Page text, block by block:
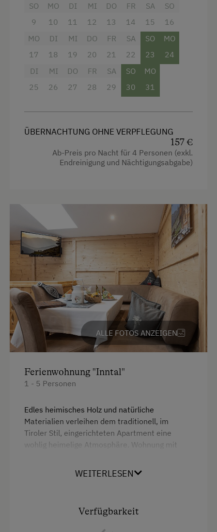
Baby- und Kleinkinderausstattung
Ausstattung der Wohneinheit
Brötchenservice
Geschirr vorhanden
Gästeküche
Geschirrspüler
Terrasse
Trockenraum
Service
Transfer Bahnhof
Internet
Kostenloses Internet
WiFi
Almausflüge
Almwandern
Bogenschießen
Fernseher
Getränkeerwerb im Haus
Haarföhn
Reinigungsausstattung in der Wohnung
Toilette
Hochgeschwindigkeits-Internetanschluss
Küche
Küchenausstattung
Kühlschrank
Premium-Fernsehkanäle
Wlan
Stockbett
Doppelbett (Kingsize)
SO
9
MO
10
DI
11
MI
12
DO
13
FR
14
SA
15
SO
16
MO
17
DI
18
MI
19
DO
20
FR
21
SA
22
SO
23
MO
24
DI
25
MI
26
DO
27
FR
28
SA
29
SO
30
MO
31
ÜBERNACHTUNG OHNE VERPFLEGUNG
157 €
Ab-Preis pro Nacht für 4 Personen (exkl.
Endreinigung und Nächtigungsabgabe)
ALLE FOTOS ANZEIGEN
Ferienwohnung "Inntal"
1 - 5 Personen
Edles heimisches Holz und natürliche
Materialien verleihen dem traditionell, im
Tiroler Stil, eingerichteten Apartment eine
wohlig heimelige Atmosphäre. Wohnung mit
Wohnküche mit Kachelofen. Separates WC.
Großes Badezimmer mit Dusche. LCD-TV.
WEITERLESEN
Verfügbarkeit